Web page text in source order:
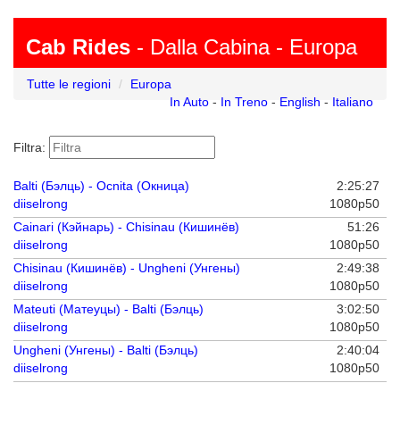
Cab Rides - Dalla Cabina - Europa
Tutte le regioni
Europa
In Auto - In Treno - English - Italiano
Filtra:
Balti (Бэлць) - Ocnita (Окница)
2:25:27
diiselrong
1080p50
Cainari (Кэйнарь) - Chisinau (Кишинёв)
51:26
diiselrong
1080p50
Chisinau (Кишинёв) - Ungheni (Унгены)
2:49:38
diiselrong
1080p50
Mateuti (Матеуцы) - Balti (Бэлць)
3:02:50
diiselrong
1080p50
Ungheni (Унгены) - Balti (Бэлць)
2:40:04
diiselrong
1080p50